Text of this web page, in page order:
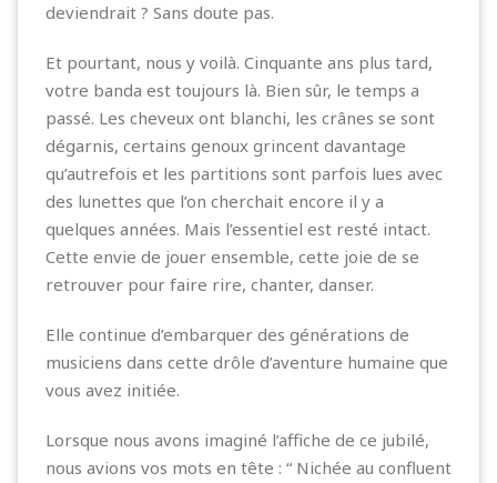
deviendrait ? Sans doute pas.
Et pourtant, nous y voilà. Cinquante ans plus tard,
votre banda est toujours là. Bien sûr, le temps a
passé. Les cheveux ont blanchi, les crânes se sont
dégarnis, certains genoux grincent davantage
qu’autrefois et les partitions sont parfois lues avec
des lunettes que l’on cherchait encore il y a
quelques années. Mais l’essentiel est resté intact.
Cette envie de jouer ensemble, cette joie de se
retrouver pour faire rire, chanter, danser.
Elle continue d’embarquer des générations de
musiciens dans cette drôle d’aventure humaine que
vous avez initiée.
Lorsque nous avons imaginé l’affiche de ce jubilé,
nous avions vos mots en tête : “ Nichée au confluent